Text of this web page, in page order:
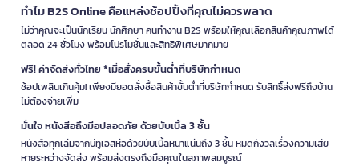
ทำไม B2S Online คือแหล่งช้อปปิ้งที่คุณไม่ควรพลาด
ไม่ว่าคุณจะเป็นนักเรียน นักศึกษา คนทำงาน B2S พร้อมให้คุณเลือกสินค้าคุณภาพได้
ตลอด 24 ชั่วโมง พร้อมโปรโมชั่นและสิทธิพิเศษมากมาย
ฟรี! ค่าจัดส่งทั่วไทย *เมื่อสั่งครบขั้นต่ำที่บริษัทกำหนด
ช้อปเพลินเกินคุ้ม! เพียงมียอดสั่งซื้อสินค้าขั้นต่ำที่บริษัทกำหนด รับสิทธิ์ส่งฟรีถึงบ้าน
ไม่ต้องจ่ายเพิ่ม
มั่นใจ หนังสือถึงมือปลอดภัย ด้วยบับเบิ้ล 3 ชั้น
หนังสือทุกเล่มจากบีทูเอสห่อด้วยบับเบิ้ลหนาแน่นถึง 3 ชั้น หมดกังวลเรื่องความเสีย
หายระหว่างจัดส่ง พร้อมส่งตรงถึงมือคุณในสภาพสมบูรณ์